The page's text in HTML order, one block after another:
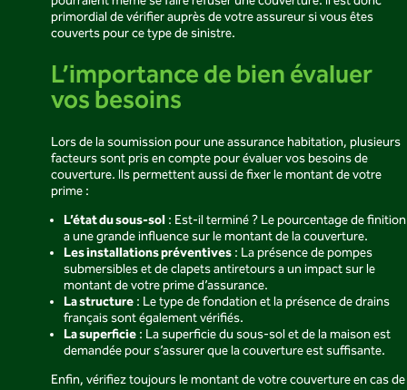
primordial de vérifier auprès de votre assureur si vous êtes
couverts pour ce type de sinistre.
L’importance de bien évaluer
vos besoins
Lors de la soumission pour une assurance habitation, plusieurs
facteurs sont pris en compte pour évaluer vos besoins de
couverture. Ils permettent aussi de fixer le montant de votre
prime :
L’état du sous-sol : Est-il terminé ? Le pourcentage de finition
a une grande influence sur le montant de la couverture.
Les installations préventives : La présence de pompes
submersibles et de clapets antiretours a un impact sur le
montant de votre prime d’assurance.
La structure : Le type de fondation et la présence de drains
français sont également vérifiés.
La superficie : La superficie du sous-sol et de la maison est
demandée pour s’assurer que la couverture est suffisante.
Enfin, vérifiez toujours le montant de votre couverture en cas de